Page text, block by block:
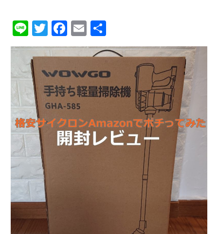
Li
n
e
T
w
it
te
r
F
a
c
e
b
o
o
k
E
m
ai
l
有